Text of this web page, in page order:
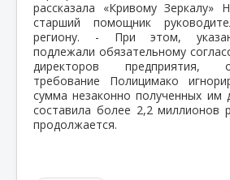
рассказала «Кривому Зеркалу»
старший помощник
региону. - При этом,
подлежали обязательному
директоров предприятия,
требование Полицимако
сумма незаконно полученных им
составила более 2,2 миллионов
продолжается.